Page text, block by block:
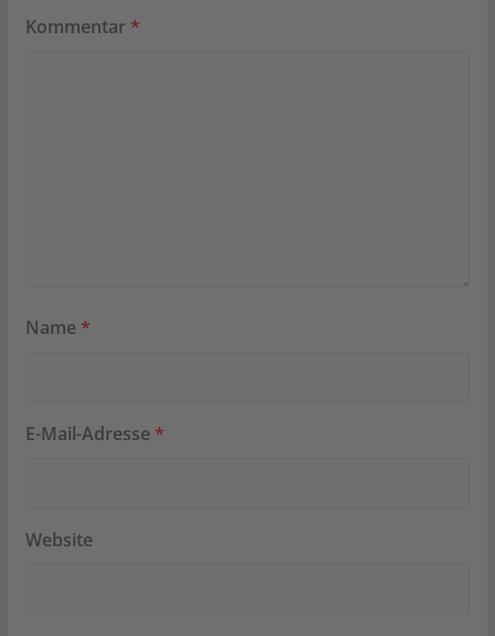
Kommentar *
Name *
E-Mail-Adresse *
Website